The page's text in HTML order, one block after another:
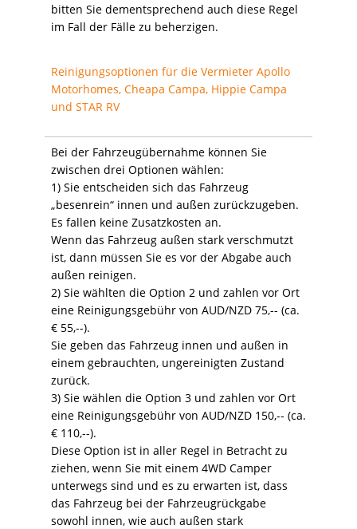
bitten Sie dementsprechend auch diese Regel
im Fall der Fälle zu beherzigen.
Reinigungsoptionen für die Vermieter Apollo
Motorhomes, Cheapa Campa, Hippie Campa
und STAR RV
Bei der Fahrzeugübernahme können Sie
zwischen drei Optionen wählen:
1) Sie entscheiden sich das Fahrzeug
„besenrein“ innen und außen zurückzugeben.
Es fallen keine Zusatzkosten an.
Wenn das Fahrzeug außen stark verschmutzt
ist, dann müssen Sie es vor der Abgabe auch
außen reinigen.
2) Sie wählten die Option 2 und zahlen vor Ort
eine Reinigungsgebühr von AUD/NZD 75,-- (ca.
€ 55,--).
Sie geben das Fahrzeug innen und außen in
einem gebrauchten, ungereinigten Zustand
zurück.
3) Sie wählen die Option 3 und zahlen vor Ort
eine Reinigungsgebühr von AUD/NZD 150,-- (ca.
€ 110,--).
Diese Option ist in aller Regel in Betracht zu
ziehen, wenn Sie mit einem 4WD Camper
unterwegs sind und es zu erwarten ist, dass
das Fahrzeug bei der Fahrzeugrückgabe
sowohl innen, wie auch außen stark